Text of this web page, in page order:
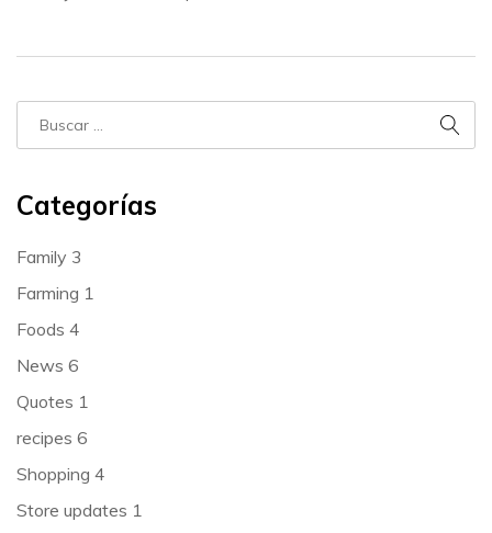
Categorías
Family 3
Farming 1
Foods 4
News 6
Quotes 1
recipes 6
Shopping 4
Store updates 1